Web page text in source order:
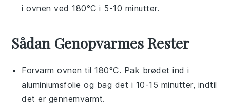
i ovnen ved 180°C i 5-10 minutter.
Sådan Genopvarmes Rester
Forvarm ovnen til 180°C. Pak brødet ind i
aluminiumsfolie og bag det i 10-15 minutter, indtil
det er gennemvarmt.